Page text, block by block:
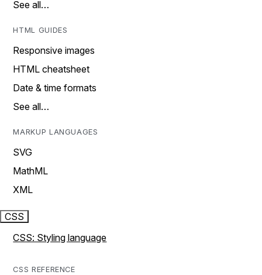
See all…
HTML GUIDES
Responsive images
HTML cheatsheet
Date & time formats
See all…
MARKUP LANGUAGES
SVG
MathML
XML
CSS
CSS: Styling language
CSS REFERENCE